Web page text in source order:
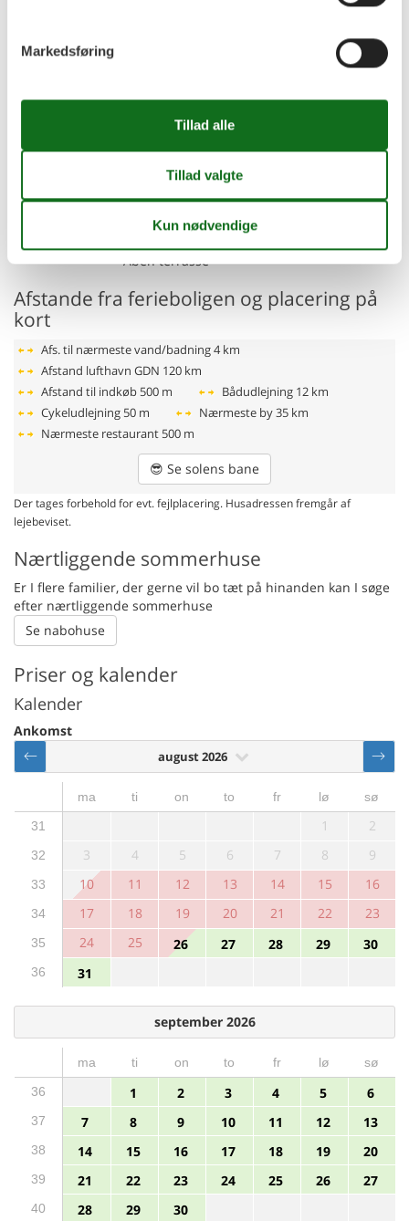
Feriebolig
Soveværelse, 12 m², 2 personer
Soveværelse, 12 m², 2 personer
Badeværelse, 6 m²
WC. Varmt og koldt vand, Bruser
WC. Varmt og koldt vand
Køkken-alrum, 24 m², 2 personer
Sofa, madras eller lignende
Åben terrasse
Afstande fra ferieboligen og placering på
kort
Afs. til nærmeste vand/badning4 km
Afstand lufthavn GDN 120 km
Afstand til indkøb 500 m Bådudlejning 12 km
Cykeludlejning 50 m Nærmeste by35 km
Nærmeste restaurant 500 m
😎 Se solens bane
Der tages forbehold for evt. fejlplacering. Husadressen fremgår af
lejebeviset.
Nærtliggende sommerhuse
Er I flere familier, der gerne vil bo tæt på hinanden kan I søge
efter nærtliggende sommerhuse
Se nabohuse
Priser og kalender
Kalender
Ankomst
august 2026
ma ti on to fr lø
sø
31
1 2
32 3 4 5 6 7 8 9
33 10 11 12 13 14 15 16
34 17 18 19 20 21 22 23
35 24 25 26 27 28 29 30
36 31
september 2026
ma ti on to fr lø
sø
36
1 2 3 4 5 6
37 7 8 9 10 11 12 13
38 14 15 16 17 18 19 20
39 21 22 23 24 25 26 27
40 28 29 30
Markedsføring